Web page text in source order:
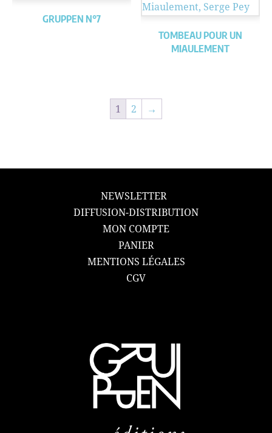
GRUPPEN N°7
TOMBEAU POUR UN
MIAULEMENT
1 2 →
NEWSLETTER
DIFFUSION-DISTRIBUTION
MON COMPTE
PANIER
MENTIONS LÉGALES
CGV